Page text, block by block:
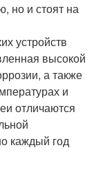
но и стоят на
устройств
высокой
а также
и
отличаются
каждый год